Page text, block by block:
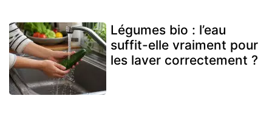
Légumes bio : l’eau
suffit-elle vraiment pour
les laver correctement ?